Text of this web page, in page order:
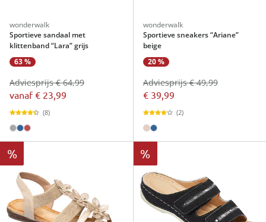
wonderwalk
Sportieve sandaal met
klittenband “Lara” grijs
63 %
vanaf€ 23,99
Adviesprijs € 64,99
(8)
wonderwalk
Sportieve sneakers “Ariane”
beige
20 %
€ 39,99
Adviesprijs € 49,99
(2)
% %